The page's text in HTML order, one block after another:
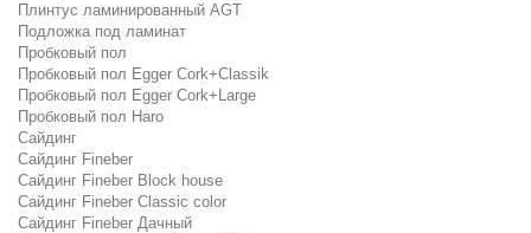
Плинтус ламинированный AGT
Подложка под ламинат
Пробковый пол
Пробковый пол Egger Cork+Classik
Пробковый пол Egger Cork+Large
Пробковый пол Haro
Сайдинг
Сайдинг Fineber
Сайдинг Fineber Block house
Сайдинг Fineber Classic color
Сайдинг Fineber Дачный